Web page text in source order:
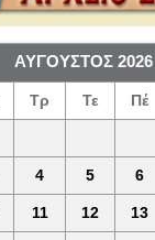
ΑΎΓΟΥΣΤΟΣ 2026
Τρ Τε Πέ
4 5 6
11 12 13